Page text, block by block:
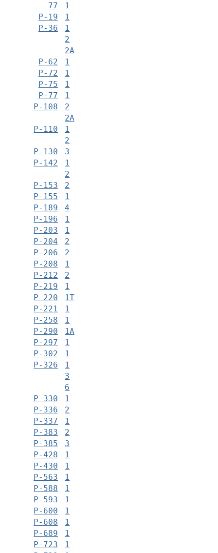
77
1
Р-19
1
Р-36
1
2
2А
Р-62
1
Р-72
1
Р-75
1
Р-77
1
Р-108
2
2А
Р-110
1
2
Р-130
3
Р-142
1
2
Р-153
2
Р-155
1
Р-189
4
Р-196
1
Р-203
1
Р-204
2
Р-206
2
Р-208
1
Р-212
2
Р-219
1
Р-220
1Т
Р-221
1
Р-258
1
Р-290
1А
Р-297
1
Р-302
1
Р-326
1
3
6
Р-330
1
Р-336
2
Р-337
1
Р-383
2
Р-385
3
Р-428
1
Р-430
1
Р-563
1
Р-588
1
Р-593
1
Р-600
1
Р-608
1
Р-689
1
Р-723
1